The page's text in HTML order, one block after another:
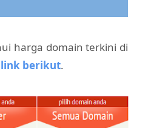
harga domain terkini di
link berikut.